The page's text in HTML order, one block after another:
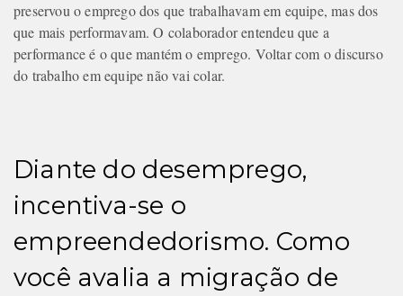
preservou o emprego dos que trabalhavam em equipe, mas dos
que mais performavam. O colaborador entendeu que a
performance é o que mantém o emprego. Voltar com o discurso
do trabalho em equipe não vai colar.
Diante do desemprego,
incentiva-se o
empreendedorismo. Como
você avalia a migração de